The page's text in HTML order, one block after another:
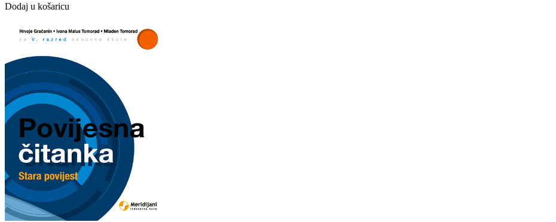
Dodaj u košaricu